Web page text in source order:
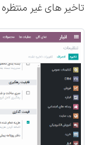
تاخیر های غیر